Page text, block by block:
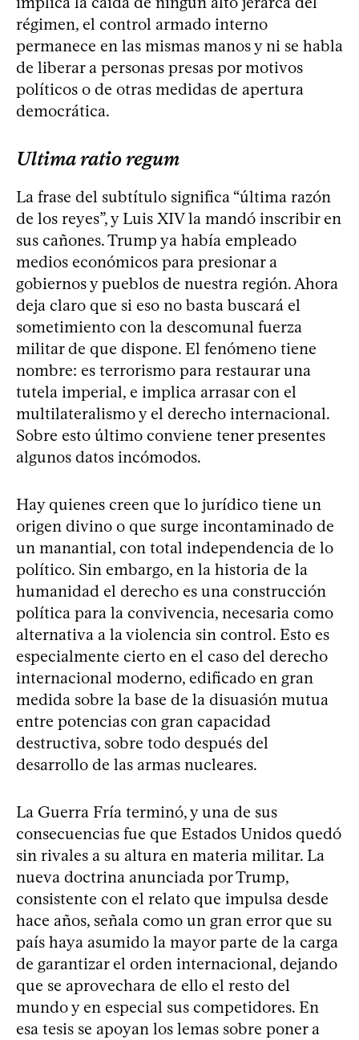
régimen, el control armado interno
permanece en las mismas manos y ni se habla
de liberar a personas presas por motivos
políticos o de otras medidas de apertura
democrática.
Ultima ratio regum
La frase del subtítulo significa “última razón
de los reyes”, y Luis XIV la mandó inscribir en
sus cañones. Trump ya había empleado
medios económicos para presionar a
gobiernos y pueblos de nuestra región. Ahora
deja claro que si eso no basta buscará el
sometimiento con la descomunal fuerza
militar de que dispone. El fenómeno tiene
nombre: es terrorismo para restaurar una
tutela imperial, e implica arrasar con el
multilateralismo y el derecho internacional.
Sobre esto último conviene tener presentes
algunos datos incómodos.
Hay quienes creen que lo jurídico tiene un
origen divino o que surge incontaminado de
un manantial, con total independencia de lo
político. Sin embargo, en la historia de la
humanidad el derecho es una construcción
política para la convivencia, necesaria como
alternativa a la violencia sin control. Esto es
especialmente cierto en el caso del derecho
internacional moderno, edificado en gran
medida sobre la base de la disuasión mutua
entre potencias con gran capacidad
destructiva, sobre todo después del
desarrollo de las armas nucleares.
La Guerra Fría terminó, y una de sus
consecuencias fue que Estados Unidos quedó
sin rivales a su altura en materia militar. La
nueva doctrina anunciada por Trump,
consistente con el relato que impulsa desde
hace años, señala como un gran error que su
país haya asumido la mayor parte de la carga
de garantizar el orden internacional, dejando
que se aprovechara de ello el resto del
mundo y en especial sus competidores. En
esa tesis se apoyan los lemas sobre poner a